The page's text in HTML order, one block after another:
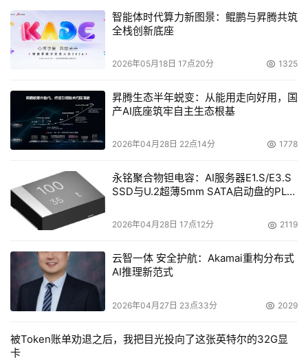
本文来源于DOIT传媒，文章内容仅供参考，不构成投资建议。
智能体时代算力新图景：鲲鹏与昇腾共筑
全栈创新底座
2026年05月18日 17点20分 1325
昇腾生态半年蜕变：从能用走向好用，国
产AI底座筑牢自主生态根基
2026年04月28日 22点14分 1778
永铭聚合物钽电容：AI服务器E1.S/E3.S
SSD与U.2超薄5mm SATA启动盘的PLP
2026年04月28日 17点12分 2119
云智一体 安全护航：Akamai重构分布式
AI推理新范式
2026年04月27日 23点33分 2029
被Token账单劝退之后，我把目光投向了这张英特尔的32G显
卡